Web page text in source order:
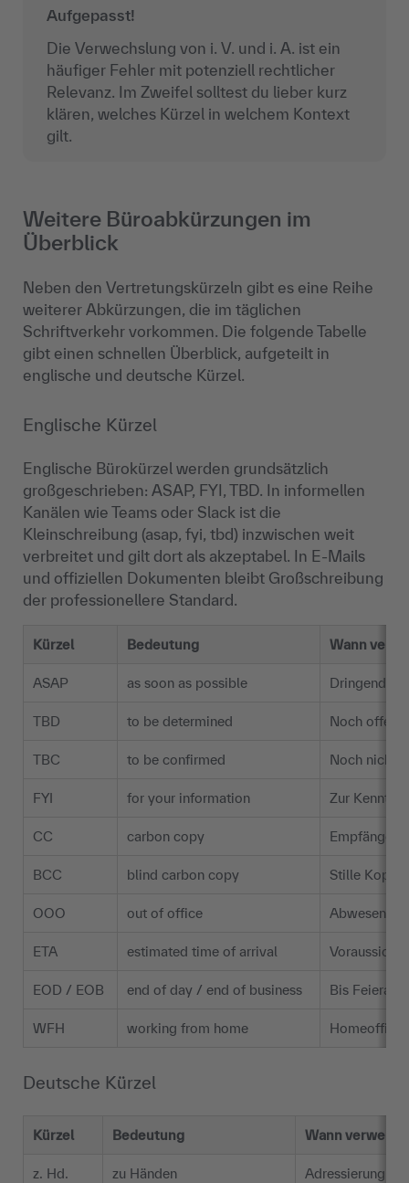
Aufgepasst!
Die Verwechslung von i. V. und i. A. ist ein
häufiger Fehler mit potenziell rechtlicher
Relevanz. Im Zweifel solltest du lieber kurz
klären, welches Kürzel in welchem Kontext
gilt.
Weitere Büroabkürzungen im
Überblick
Neben den Vertretungskürzeln gibt es eine Reihe
weiterer Abkürzungen, die im täglichen
Schriftverkehr vorkommen. Die folgende Tabelle
gibt einen schnellen Überblick, aufgeteilt in
englische und deutsche Kürzel.
Englische Kürzel
Englische Bürokürzel werden grundsätzlich
großgeschrieben: ASAP, FYI, TBD. In informellen
Kanälen wie Teams oder Slack ist die
Kleinschreibung (asap, fyi, tbd) inzwischen weit
verbreitet und gilt dort als akzeptabel. In E-Mails
und offiziellen Dokumenten bleibt Großschreibung
der professionellere Standard.
Kürzel Bedeutung Wann
ASAP as soon as possible Dringende
TBD to be determined Noch offene
TBC to be confirmed Noch nicht
FYI for your information Zur
CC carbon copy
BCC blind carbon copy Stille Kopie
OOO out of office
ETA estimated time of arrival
EOD / EOB end of day / end of business Bis
WFH working from home
Deutsche Kürzel
Kürzel Bedeutung Wann
z. Hd. zu Händen Adressierung